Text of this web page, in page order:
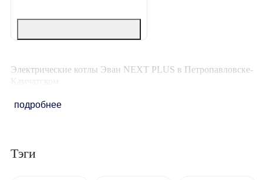
Электрические котлы Эван NEXT PLUS в Петропавловске-
Камчатском
подробнее
Тэги